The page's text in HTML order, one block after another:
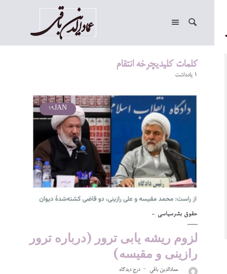
کلمات کلیدیچرخه انتقام
1 یادداشت
JAN
19
حقوق بشرسیاسی
لزوم ریشه یابی ترور (درباره ترور
رازینی و مقیسه)
عمادالدین باقی درج دیدگاه